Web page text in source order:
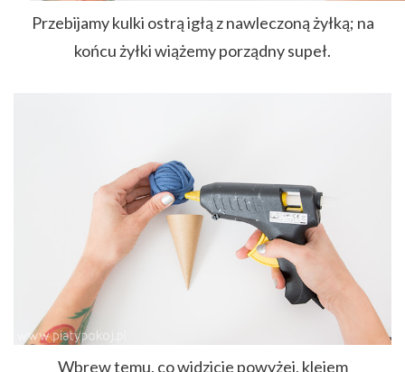
Przebijamy kulki ostrą igłą z nawleczoną żyłką; na
końcu żyłki wiążemy porządny supeł.
Wbrew temu, co widzicie powyżej, klejem